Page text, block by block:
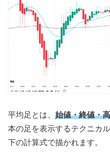
平均足とは、 始値・終値・
本の足を表示するテクニカ
下の計算式で描かれます。